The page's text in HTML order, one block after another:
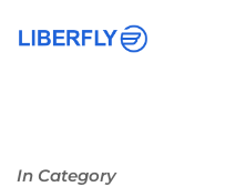
In Category